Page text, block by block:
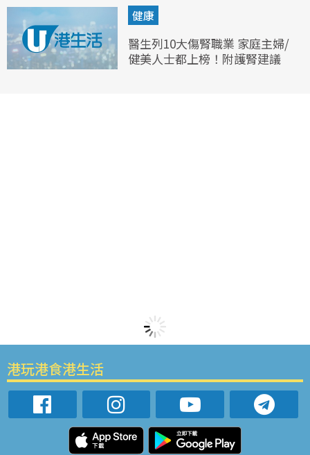
健康
醫生列10大傷腎職業 家庭主婦/
健美人士都上榜！附護腎建議
港玩港食港生活